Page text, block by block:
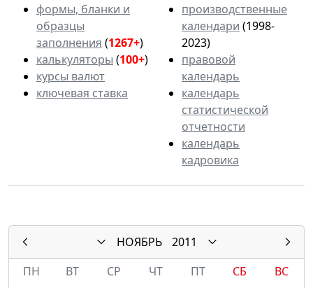
формы, бланки и
образцы
заполнения (1267+)
калькуляторы (100+)
курсы валют
ключевая ставка
производственные
календари (1998-
2023)
правовой
календарь
календарь
статистической
отчетности
календарь
кадровика
НОЯБРЬ
2011
ПН
ВТ СР ЧТ ПТ СБ
ВС